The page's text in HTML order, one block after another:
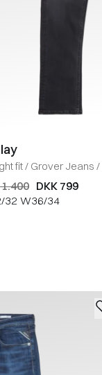
fit/ Grover Jeans /
DKK 799
32 W36/34